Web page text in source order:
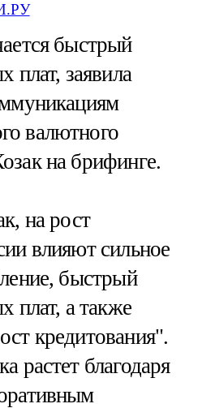
быстрый
плат, заявила
валютного
на брифинге.
на рост
влияют сильное
быстрый
плат, а также
кредитования".
растет благодаря